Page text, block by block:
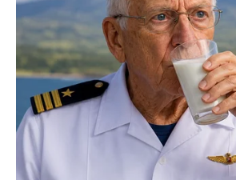
najmanje nadate
Na polju emocija očekuju vas veoma
Ako ste slobodni, postoji velika
osobu koja će vas osvojiti iskrenošću,
pristupom. Susret može uslijediti
prijatelja, tokom izlaska ili na mjestu